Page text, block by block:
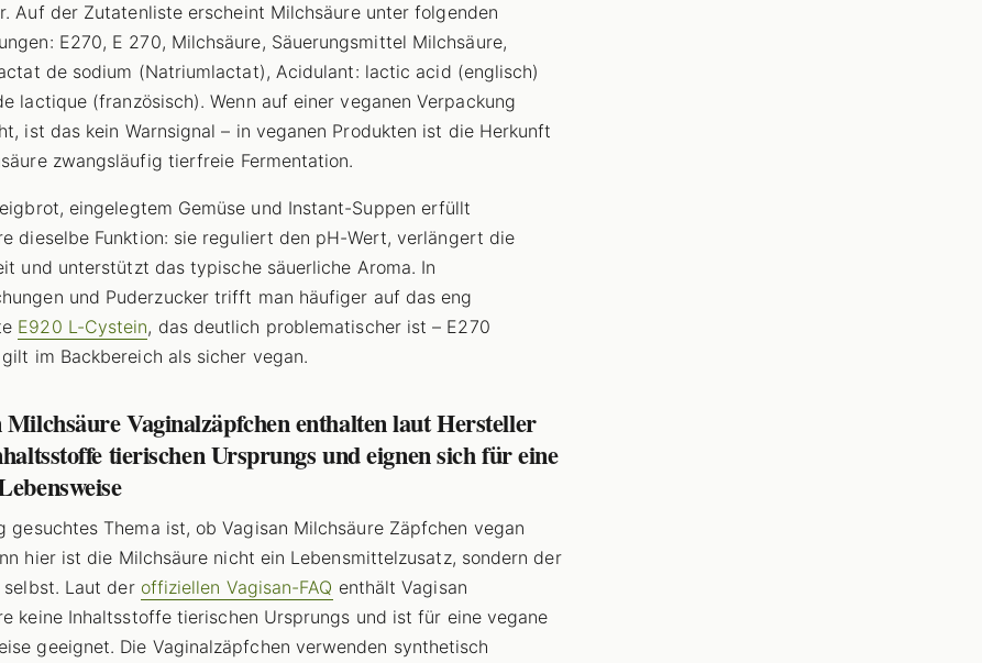
Auf der Zutatenliste erscheint Milchsäure unter folgenden
E270, E 270, Milchsäure, Säuerungsmittel Milchsäure,
de sodium (Natriumlactat), Acidulant: lactic acid (englisch)
lactique (französisch). Wenn auf einer veganen Verpackung
ist das kein Warnsignal – in veganen Produkten ist die Herkunft
zwangsläufig tierfreie Fermentation.
eingelegtem Gemüse und Instant-Suppen erfüllt
dieselbe Funktion: sie reguliert den pH-Wert, verlängert die
und unterstützt das typische säuerliche Aroma. In
und Puderzucker trifft man häufiger auf das eng
E920 L-Cystein, das deutlich problematischer ist – E270
im Backbereich als sicher vegan.
Milchsäure Vaginalzäpfchen enthalten laut Hersteller
tierischen Ursprungs und eignen sich für eine
gesuchtes Thema ist, ob Vagisan Milchsäure Zäpfchen vegan
hier ist die Milchsäure nicht ein Lebensmittelzusatz, sondern der
Laut der offiziellen Vagisan-FAQ enthält Vagisan
keine Inhaltsstoffe tierischen Ursprungs und ist für eine vegane
geeignet. Die Vaginalzäpfchen verwenden synthetisch